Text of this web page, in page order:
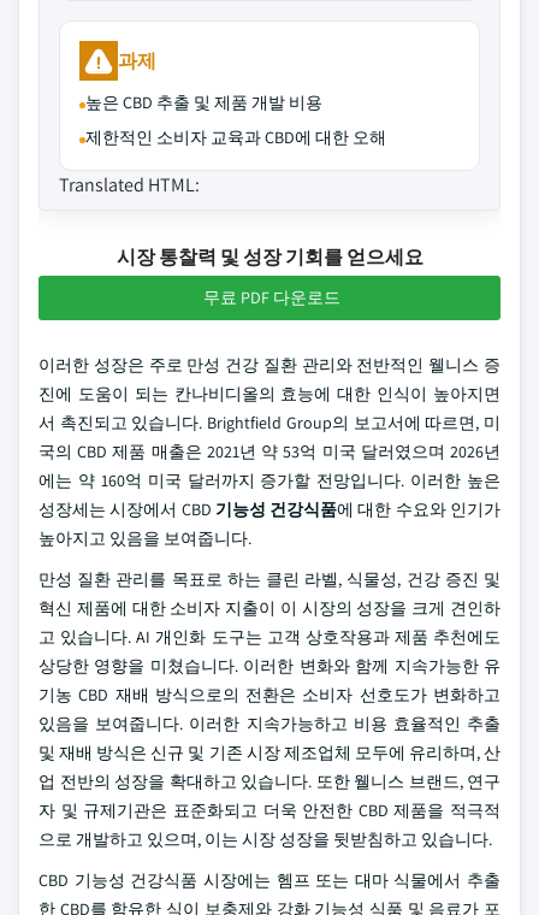
과제
높은 CBD 추출 및 제품 개발 비용
제한적인 소비자 교육과 CBD에 대한 오해
Translated HTML:
시장 통찰력 및 성장 기회를 얻으세요
무료 PDF 다운로드
이러한 성장은 주로 만성 건강 질환 관리와 전반적인 웰니스 증
진에 도움이 되는 칸나비디올의 효능에 대한 인식이 높아지면
서 촉진되고 있습니다. Brightfield Group의 보고서에 따르면, 미
국의 CBD 제품 매출은 2021년 약 53억 미국 달러였으며 2026년
에는 약 160억 미국 달러까지 증가할 전망입니다. 이러한 높은
성장세는 시장에서 CBD 기능성 건강식품에 대한 수요와 인기가
높아지고 있음을 보여줍니다.
만성 질환 관리를 목표로 하는 클린 라벨, 식물성, 건강 증진 및
혁신 제품에 대한 소비자 지출이 이 시장의 성장을 크게 견인하
고 있습니다. AI 개인화 도구는 고객 상호작용과 제품 추천에도
상당한 영향을 미쳤습니다. 이러한 변화와 함께 지속가능한 유
기농 CBD 재배 방식으로의 전환은 소비자 선호도가 변화하고
있음을 보여줍니다. 이러한 지속가능하고 비용 효율적인 추출
및 재배 방식은 신규 및 기존 시장 제조업체 모두에 유리하며, 산
업 전반의 성장을 확대하고 있습니다. 또한 웰니스 브랜드, 연구
자 및 규제기관은 표준화되고 더욱 안전한 CBD 제품을 적극적
으로 개발하고 있으며, 이는 시장 성장을 뒷받침하고 있습니다.
CBD 기능성 건강식품 시장에는 헴프 또는 대마 식물에서 추출
한 CBD를 함유한 식이 보충제와 강화 기능성 식품 및 음료가 포